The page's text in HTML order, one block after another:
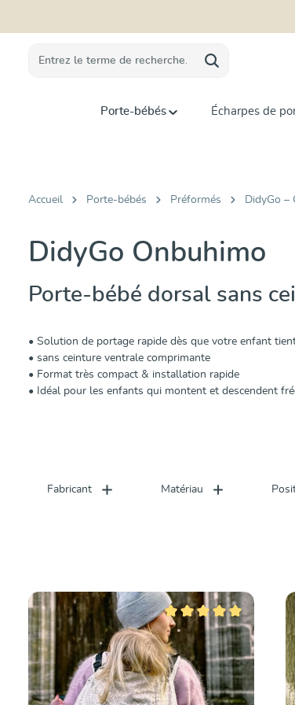
Porte-bébés Écharpes de
Accueil Porte-bébés Préformés DidyGo –
DidyGo Onbuhimo
Porte-bébé dorsal sans
• Solution de portage rapide dès que votre enfant
• sans ceinture ventrale comprimante
• Format très compact & installation rapide
• Idéal pour les enfants qui montent et descendent
Fabricant Matériau
Note moyenne de 5 sur 5